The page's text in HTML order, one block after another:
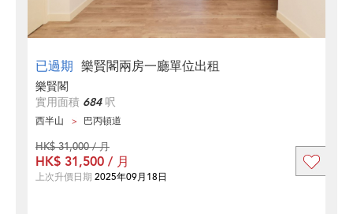
已過期 樂賢閣兩房一廳單位出租
樂賢閣
實用面積 684呎
西半山 巴丙頓道
HK$ 31,000 / 月
HK$ 31,500 / 月
上次升價日期 2025年09月18日